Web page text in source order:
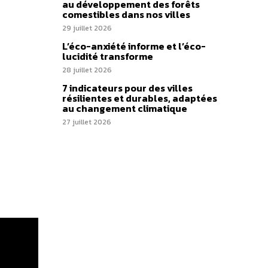
au développement des forêts
comestibles dans nos villes
29 juillet 2026
L’éco-anxiété informe et l’éco-
lucidité transforme
28 juillet 2026
7 indicateurs pour des villes
résilientes et durables, adaptées
au changement climatique
27 juillet 2026